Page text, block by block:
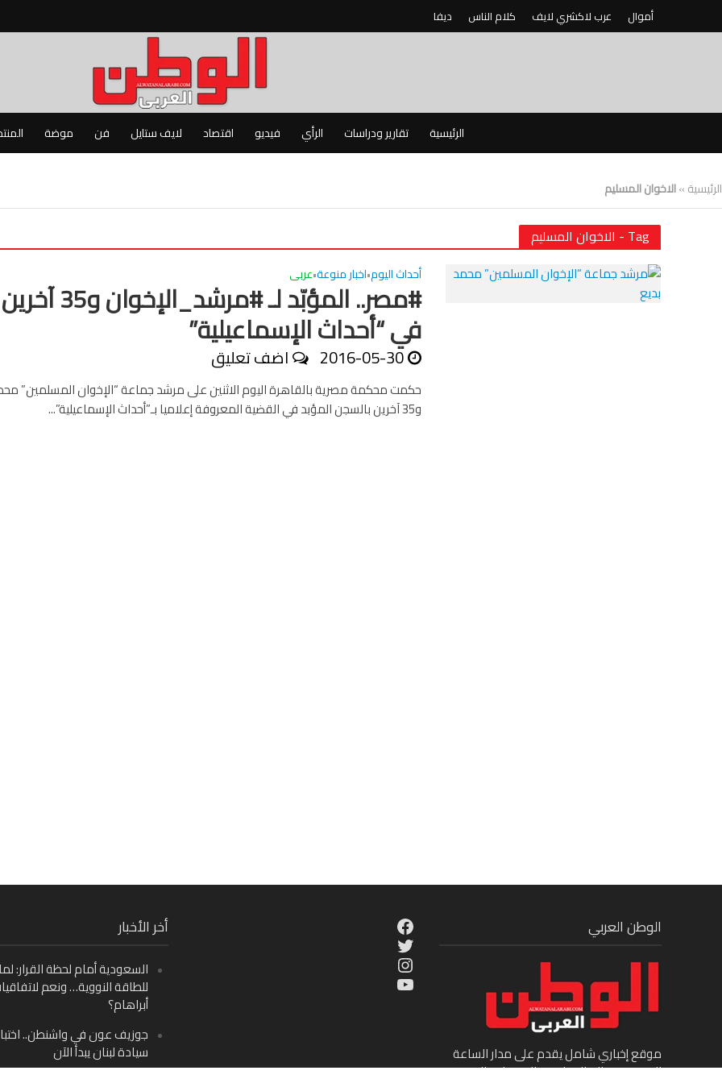
أموال عرب لاكشري لايف كلام الناس ديفا
الرئيسية تقارير ودراسات الرأي فيديو اقتصاد لايف ستايل فن موضة
الرئيسية»الاخوان المسليم
Tag - الاخوان المسليم
أحداث اليوم•اخبار منوعة•عربى
#مصر.. المؤبّد لـ #مرشد_الإخوان و35 آخرين
في “أحداث الإسماعيلية”
2016-05-30 اضف تعليق
حكمت محكمة مصرية بالقاهرة اليوم الاثنين على مرشد جماعة “الإخوان المسلمين”
و35 آخرين بالسجن المؤبد في القضية المعروفة إعلاميا بـ”أحداث الإسماعيلية”...
أخر الأخبار
السعودية أمام لحظة القرار:
للطاقة النووية… ونعم
أبراهام؟
جوزيف عون في واشنطن..
سيادة لبنان يبدأ الآن
Facebook
Twitter
Instagram
YouTube
الوطن العربي
موقع إخباري شامل يقدم على مدار الساعة
الجديد في عالم السياسة والاقتصاد والفن